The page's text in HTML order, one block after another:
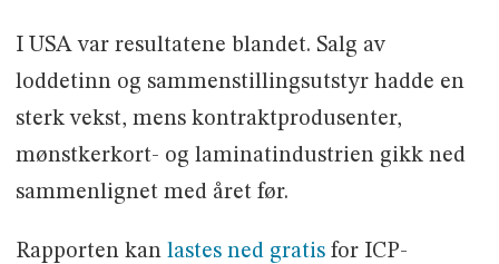
I USA var resultatene blandet. Salg av
loddetinn og sammenstillingsutstyr hadde en
sterk vekst, mens kontraktprodusenter,
mønstkerkort- og laminatindustrien gikk ned
sammenlignet med året før.
Rapporten kan lastes ned gratisfor ICP-